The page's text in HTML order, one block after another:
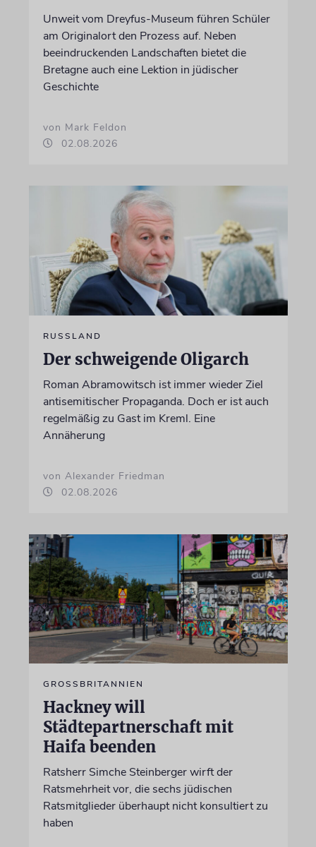
Unweit vom Dreyfus-Museum führen Schüler
am Originalort den Prozess auf. Neben
beeindruckenden Landschaften bietet die
Bretagne auch eine Lektion in jüdischer
Geschichte
von Mark Feldon
02.08.2026
RUSSLAND
Der schweigende Oligarch
Roman Abramowitsch ist immer wieder Ziel
antisemitischer Propaganda. Doch er ist auch
regelmäßig zu Gast im Kreml. Eine
Annäherung
von Alexander Friedman
02.08.2026
GROSSBRITANNIEN
Hackney will
Städtepartnerschaft mit
Haifa beenden
Ratsherr Simche Steinberger wirft der
Ratsmehrheit vor, die sechs jüdischen
Ratsmitglieder überhaupt nicht konsultiert zu
haben